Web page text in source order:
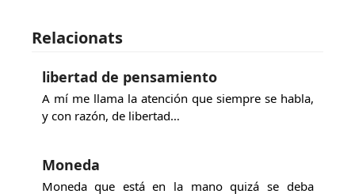
Relacionats
libertad de pensamiento
A mí me llama la atención que siempre se habla,
y con razón, de libertad…
Moneda
Moneda que está en la mano quizá se deba